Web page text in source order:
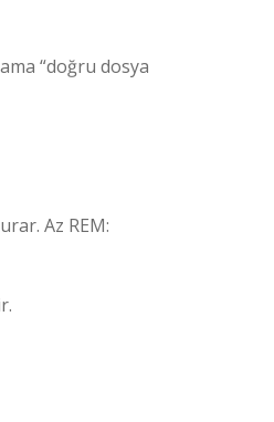
“doğru dosya
Az REM: